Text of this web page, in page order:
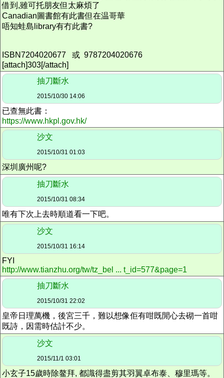
借到,雖可托朋友但太麻煩了
Canadian圖書館有此書但在温哥華
唔知蛙島library有冇此書?
ISBN7204020677 或 9787204020676
[attach]303[/attach]
抽刀斷水
2015/10/30 14:06
已查無此書：
https://www.hkpl.gov.hk/
沙文
2015/10/31 01:03
深圳廣州呢?
抽刀斷水
2015/10/31 08:34
唯有下次上去時順道看一下吧。
沙文
2015/10/31 16:14
FYI
http://www.tianzhu.org/tw/tz_bel ... t_id=577&page=1
抽刀斷水
2015/10/31 22:02
皇帝日理萬機，後宮三千，難以想像佢有咁既閒心去砌一首咁
既詩，因需時估計不少。
沙文
2015/11/1 03:01
小玄子15歲時除鳌拜, 都識得盡剪其羽翼卓布泰、穆里瑪等。